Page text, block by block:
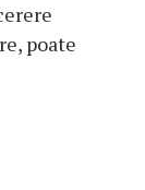
poate